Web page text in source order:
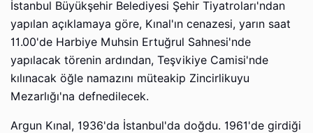
İstanbul Büyükşehir Belediyesi Şehir Tiyatroları'ndan
yapılan açıklamaya göre, Kınal'ın cenazesi, yarın saat
11.00'de Harbiye Muhsin Ertuğrul Sahnesi'nde
yapılacak törenin ardından, Teşvikiye Camisi'nde
kılınacak öğle namazını müteakip Zincirlikuyu
Mezarlığı'na defnedilecek.
Argun Kınal, 1936'da İstanbul'da doğdu. 1961'de girdiği